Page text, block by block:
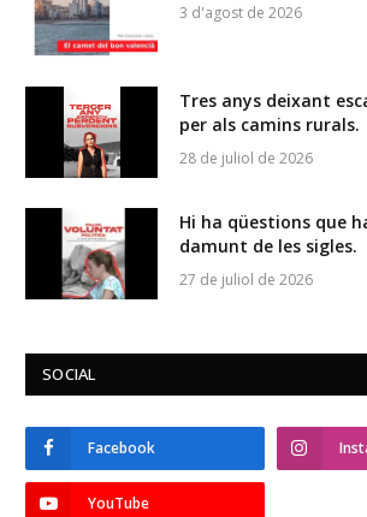
3 d'agost de 2026
Tres anys deixant
per als camins rurals.
28 de juliol de 2026
Hi ha qüestions que
damunt de les sigles.
27 de juliol de 2026
SOCIAL
Facebook
YouTube